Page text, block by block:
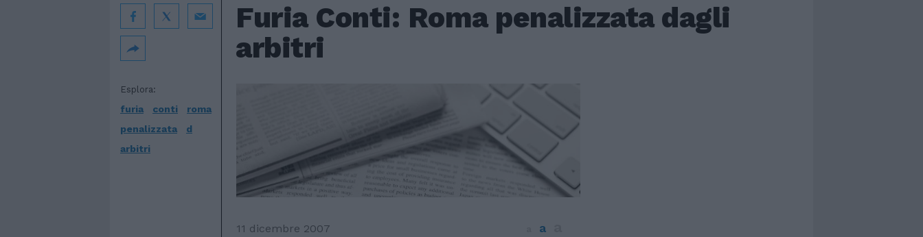
Furia Conti: Roma penalizzata dagli
arbitri
Esplora:
furia conti
roma
penalizzata
d
arbitri
11 dicembre 2007 a